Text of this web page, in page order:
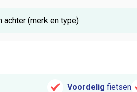
achter (merk en type)
Voordelig fietsen